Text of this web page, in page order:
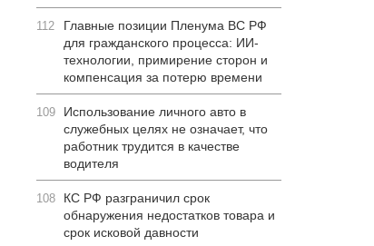
112
Главные позиции Пленума ВС РФ
для гражданского процесса: ИИ-
технологии, примирение сторон и
компенсация за потерю времени
109
Использование личного авто в
служебных целях не означает, что
работник трудится в качестве
водителя
108
КС РФ разграничил срок
обнаружения недостатков товара и
срок исковой давности